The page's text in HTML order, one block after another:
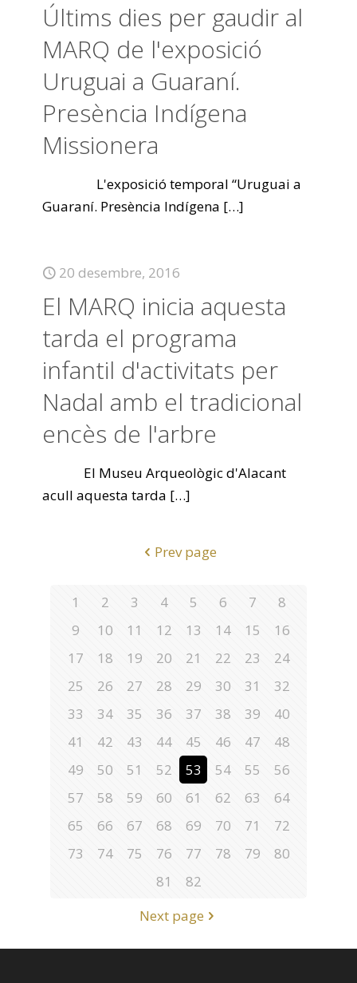
Últims dies per gaudir al
MARQ de l'exposició
Uruguai a Guaraní.
Presència Indígena
Missionera
L'exposició temporal “Uruguai a
Guaraní. Presència Indígena […]
20 desembre, 2016
El MARQ inicia aquesta
tarda el programa
infantil d'activitats per
Nadal amb el tradicional
encès de l'arbre
El Museu Arqueològic d'Alacant
acull aquesta tarda […]
Prev page
1 2 3 4 5 6 7
8
9
10 11 12 13 14 15
16
17
18 19 20 21 22 23
24
25
26 27 28 29 30 31
32
33
34 35 36 37 38 39
40
41
42 43 44 45 46 47
48
49
50 51 52 53 54 55
56
57
58 59 60 61 62 63
64
65
66 67 68 69 70 71
72
73
74 75 76 77 78 79
80
81
82
Next page